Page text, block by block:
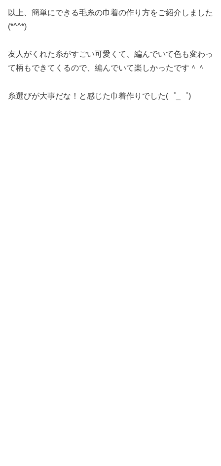
以上、簡単にできる毛糸の巾着の作り方をご紹介しました
(*^^*)
友人がくれた糸がすごい可愛くて、編んでいて色も変わっ
て柄もできてくるので、編んでいて楽しかったです＾＾
糸選びが大事だな！と感じた巾着作りでした(゜_゜)